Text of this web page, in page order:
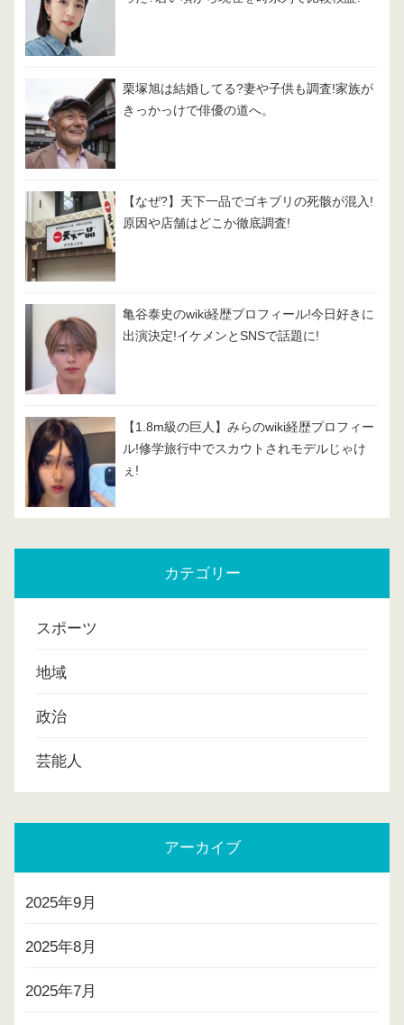
栗塚旭は結婚してる?妻や子供も調査!家族が
きっかっけで俳優の道へ。
【なぜ?】天下一品でゴキブリの死骸が混入!
原因や店舗はどこか徹底調査!
亀谷泰史のwiki経歴プロフィール!今日好きに
出演決定!イケメンとSNSで話題に!
【1.8m級の巨人】みらのwiki経歴プロフィー
ル!修学旅行中でスカウトされモデルじゃけ
ぇ!
カテゴリー
スポーツ
地域
政治
芸能人
アーカイブ
2025年9月
2025年8月
2025年7月